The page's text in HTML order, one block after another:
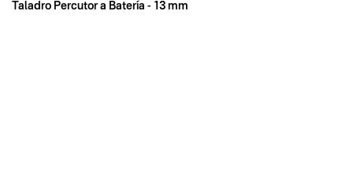
Taladro Percutor a Batería - 13 mm